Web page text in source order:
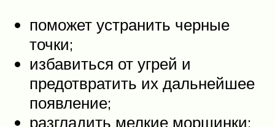
поможет устранить черные
точки;
избавиться от угрей и
предотвратить их дальнейшее
появление;
разгладить мелкие морщинки;